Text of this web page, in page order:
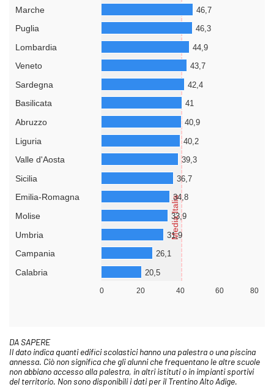
DA SAPERE
Il dato indica quanti edifici scolastici hanno una palestra o una piscina
annessa. Ciò non significa che gli alunni che frequentano le altre scuole
non abbiano accesso alla palestra, in altri istituti o in impianti sportivi
del territorio. Non sono disponibili i dati per il Trentino Alto Adige.